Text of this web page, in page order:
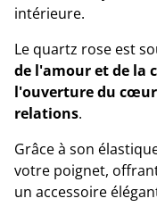
intérieure.
Le quartz rose est
de l'amour et de la
l'ouverture du
relations.
Grâce à son
votre poignet,
un accessoire